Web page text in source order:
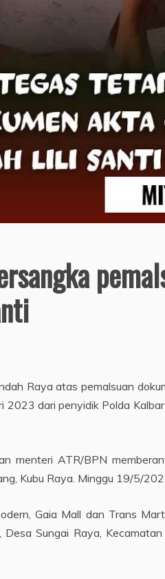
Raya atas pemalsuan
dari penyidik Polda
menteri ATR/BPN
Kubu Raya. Minggu 19/5/
Gaia Mall dan Trans
Sungai Raya,